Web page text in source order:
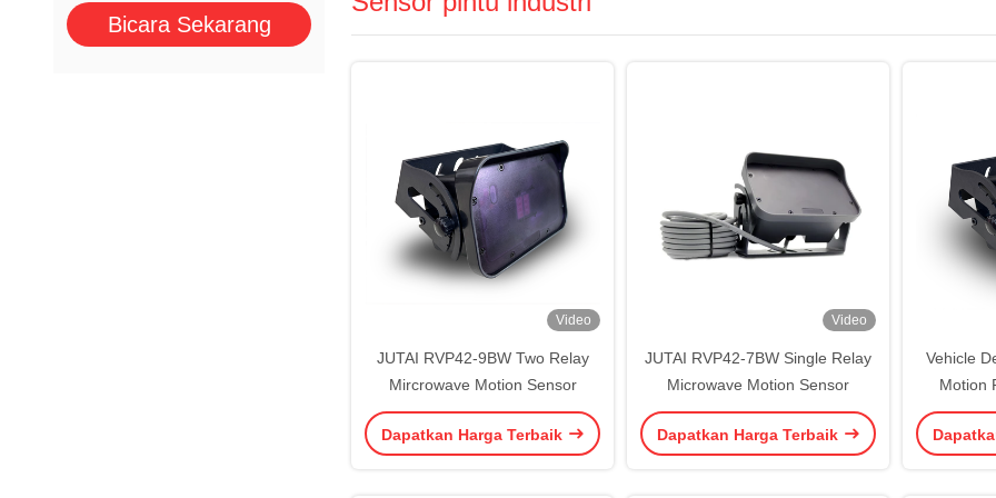
Bicara Sekarang
Video
JUTAI RVP42-9BW Two Relay
Mircrowave Motion Sensor
Dapatkan Harga Terbaik
Video
JUTAI RVP42-7BW Single Relay
Microwave Motion Sensor
Dapatkan Harga Terbaik
Vehicle
Motion